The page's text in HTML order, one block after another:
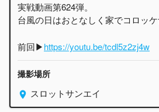
実戦動画第624弾。
台風の日はおとなしく家でコロッケ
前回▶︎https://youtu.be/tcdl5z2zj4w
撮影場所
スロットサンエイ